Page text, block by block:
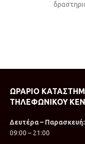
ΩΡΑΡΙΟ
ΤΗΛΕΦΩΝΙΚΟΥ
Δευτέρα – Παρασκευή:
09:00 – 21:00